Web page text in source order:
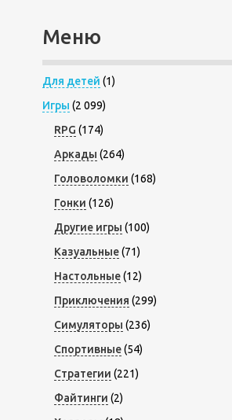
Меню
Для детей (1)
Игры (2 099)
RPG (174)
Аркады (264)
Головоломки (168)
Гонки (126)
Другие игры (100)
Казуальные(71)
Настольные(12)
Приключения (299)
Симуляторы (236)
Спортивные(54)
Стратегии (221)
Файтинги (2)